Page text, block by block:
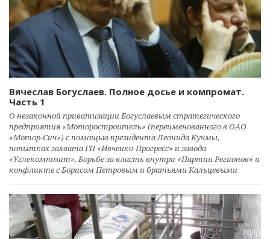
Вячеслав Богуслаев. Полное досье и компромат.
Часть 1
О незаконной приватизации Богуслаевым стратегического
предприятия «Моторостроитель» (переименованного в ОАО
«Мотор-Сич») с помощью президента Леонида Кучмы,
попытках захвата ГП «Ивченко-Прогресс» и завода
«Углекомпозит». Борьбе за власть внутри «Партии Регионов» и
конфликте с Борисом Петровым и братьями Кальцевыми